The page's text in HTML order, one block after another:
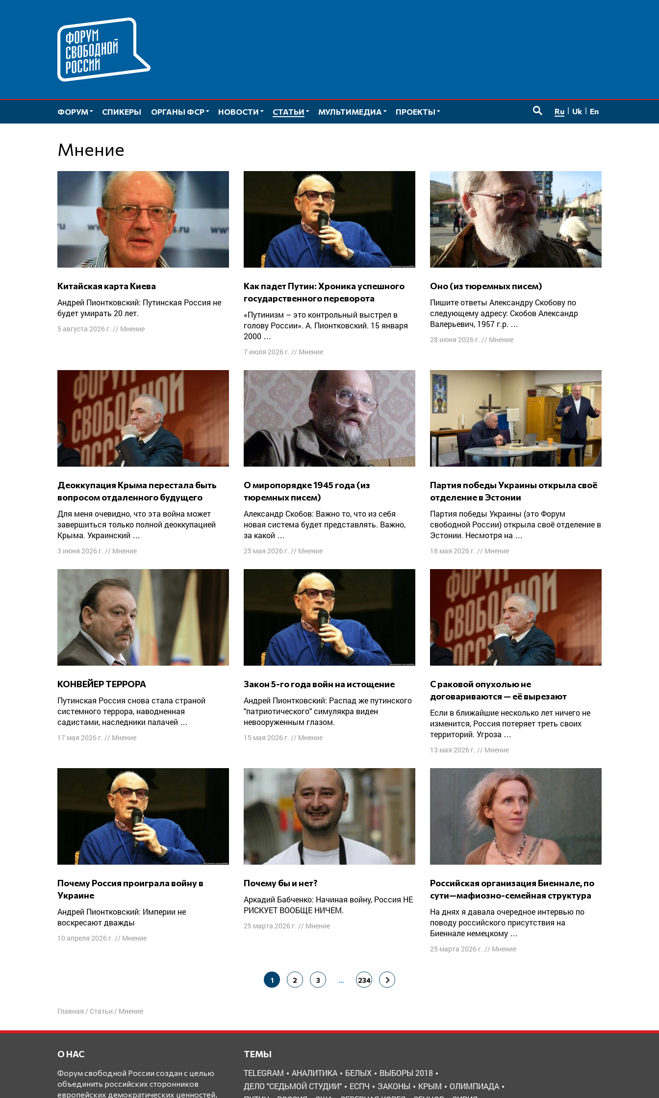
ФОРУМ СПИКЕРЫ ОРГАНЫ ФСР НОВОСТИ СТАТЬИ МУЛЬТИМЕДИА
ПРОЕКТЫ
Ru Uk En
Мнение
Китайская карта Киева
Андрей Пионтковский: Путинская Россия не
будет умирать 20 лет.
5 августа 2026 г. // Мнение
Как падет Путин: Хроника успешного
государственного переворота
«Путинизм – это контрольный выстрел в
голову России». А. Пионтковский. 15 января
2000 …
7 июля 2026 г. // Мнение
Оно (из тюремных писем)
Пишите ответы Александру Скобову по
следующему адресу: Скобов Александр
Валерьевич, 1957 г.р. …
28 июня 2026 г. // Мнение
Деоккупация Крыма перестала быть
вопросом отдаленного будущего
Для меня очевидно, что эта война может
завершиться только полной деоккупацией
Крыма. Украинский …
3 июня 2026 г. // Мнение
О миропорядке 1945 года (из
тюремных писем)
Александр Скобов: Важно то, что из себя
новая система будет представлять. Важно,
за какой …
25 мая 2026 г. // Мнение
Партия победы Украины открыла своё
отделение в Эстонии
Партия победы Украины (это Форум
свободной России) открыла своё отделение в
Эстонии. Несмотря на …
18 мая 2026 г. // Мнение
КОНВЕЙЕР ТЕРРОРА
Путинская Россия снова стала страной
системного террора, наводненная
садистами, наследники палачей …
17 мая 2026 г. // Мнение
Закон 5-го года войн на истощение
Андрей Пионтковский: Распад же путинского
"патриотического" симулякра виден
невооруженным глазом.
15 мая 2026 г. // Мнение
С раковой опухолью не
договариваются — её вырезают
Если в ближайшие несколько лет ничего не
изменится, Россия потеряет треть своих
территорий. Угроза …
13 мая 2026 г. // Мнение
Почему Россия проиграла войну в
Украине
Андрей Пионтковский: Империи не
воскресают дважды
10 апреля 2026 г. // Мнение
Почему бы и нет?
Аркадий Бабченко: Начиная войну, Россия НЕ
РИСКУЕТ ВООБЩЕ НИЧЕМ.
25 марта 2026 г. // Мнение
Российская организация Биеннале, по
сути—мафиозно-семейная структура
На днях я давала очередное интервью по
поводу российского присутствия на
Биеннале немецкому …
25 марта 2026 г. // Мнение
записям
1 2 3 … 234
Главная / Статьи / Мнение
О НАС
Форум свободной России создан с целью
объединить российских сторонников
европейских демократических ценностей,
ТЕМЫ
TELEGRAM АНАЛИТИКА БЕЛЫХ
ВЫБОРЫ 2018
ДЕЛО "СЕДЬМОЙ СТУДИИ"
ЕСПЧ ЗАКОНЫ КРЫМ
ОЛИМПИАДА